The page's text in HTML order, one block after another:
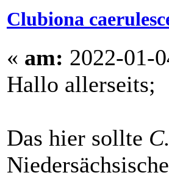
Clubiona
« am: 2022-01-
Hallo allerseits;
Das hier sollte